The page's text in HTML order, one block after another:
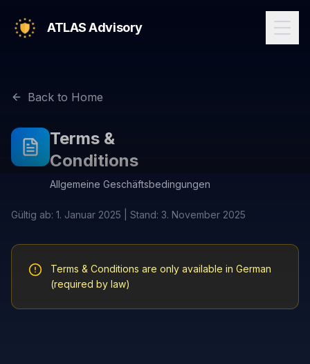
ATLAS Advisory
Back to Home
Terms &
Conditions
Allgemeine Geschäftsbedingungen
Gültig ab: 1. Januar 2025 | Stand: 3. November 2025
Terms & Conditions are only available in German
(required by law)